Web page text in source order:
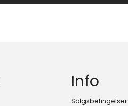
Info
Salgsbetingelser